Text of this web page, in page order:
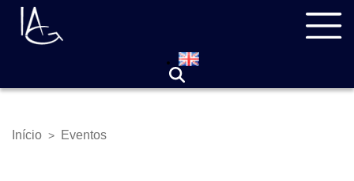
Pular
para
Trilha
Início > Eventos